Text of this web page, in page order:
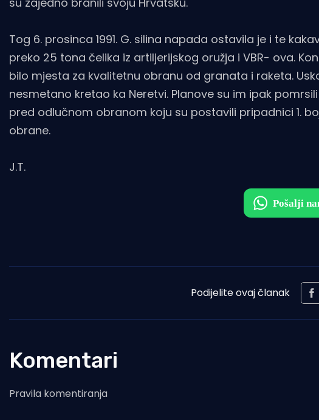
Tog 6. prosinca 1991. G. silina napada ostavila je i te
preko 25 tona čelika iz artiljerijskog oružja i VBR- ova.
bilo mjesta za kvalitetnu obranu od granata i raketa.
nesmetano kretao ka Neretvi. Planove su im ipak
pred odlučnom obranom koju su postavili pripadnici 1.
obrane.
J.T.
Podijelite ovaj članak
Komentari
Pravila komentiranja